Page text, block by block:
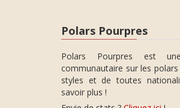
Polars Pourpres
Polars Pourpres est
communautaire sur les
styles et de toutes
savoir plus !